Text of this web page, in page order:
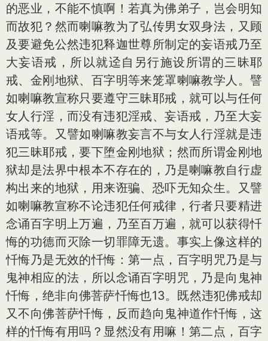
的恶业，不能不慎啊！若真为佛弟子，岂会明知
而故犯？然而喇嘛教为了弘传男女双身法，又顾
及要避免公然违犯释迦世尊所制定的妄语戒乃至
大妄语戒，所以就迳自另行施设所谓的三昧耶
戒、金刚地狱、百字明等来笼罩喇嘛教学人。譬
如喇嘛教宣称只要遵守三昧耶戒，就可以与任何
女人行淫，而没有违犯淫戒、妄语戒，乃至大妄
语戒等。又譬如喇嘛教妄言不与女人行淫就是违
犯三昧耶戒，要下堕金刚地狱；然而所谓金刚地
狱却是法界中根本不存在的，乃是喇嘛教自行虚
构出来的地狱，用来诳骗、恐吓无知众生。又譬
如喇嘛教宣称不论违犯任何戒律，行者只要精进
念诵百字明上万遍，乃至百万遍，就可以获得忏
悔的功德而灭除一切罪障无遗。事实上像这样的
忏悔乃是无效的忏悔：第一点，百字明咒乃是与
鬼神相应的法，所以念诵百字明咒，乃是向鬼神
忏悔，绝非向佛菩萨忏悔也13。既然违犯佛戒却
又不向佛菩萨忏悔，反而趋向鬼神道作忏悔，这
样的忏悔有用吗？显然没有用嘛！第二点，百字